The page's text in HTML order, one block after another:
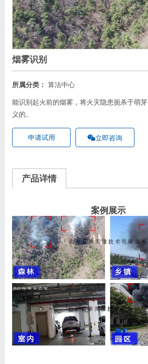
烟雾识别
所属分类： 算法中心
能识别起火前的烟雾，将火灾隐患扼杀于萌
义的。
申请试用 立即咨询
产品详情
案例展示